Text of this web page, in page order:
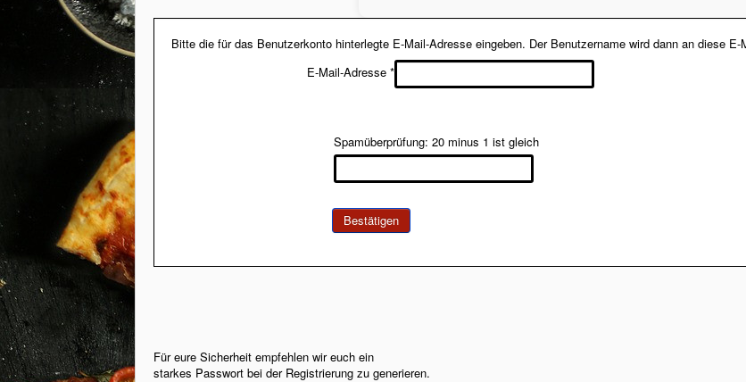
Bitte die für das Benutzerkonto hinterlegte E-Mail-Adresse eingeben. Der Benutzername wird dann an diese
E-Mail-Adresse *
Spamüberprüfung: 20 minus 1 ist gleich
Bestätigen
Für eure Sicherheit empfehlen wir euch ein
starkes Passwort bei der Registrierung zu generieren.